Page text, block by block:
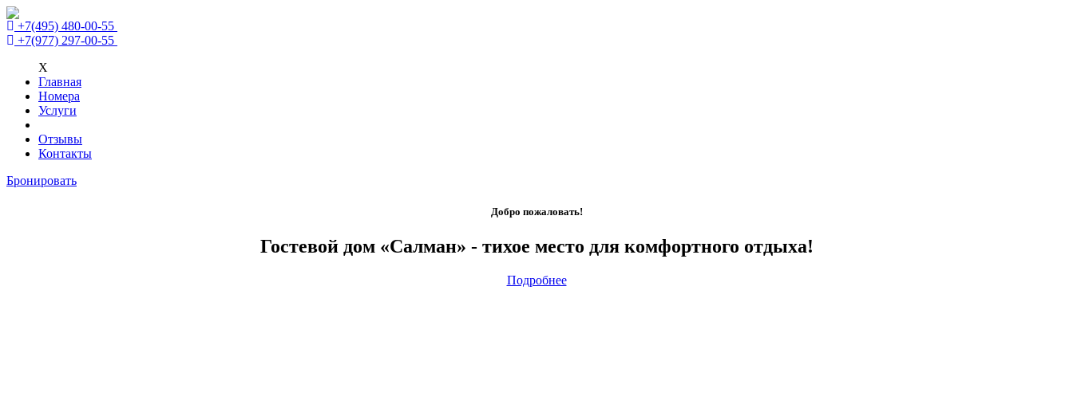
+7(495) 480-00-55
+7(977) 297-00-55
X
Главная
Номера
Услуги
Отзывы
Контакты
Бронировать
Добро пожаловать!
Гостевой дом «Салман» - тихое место для комфортного отдыха!
Подробнее